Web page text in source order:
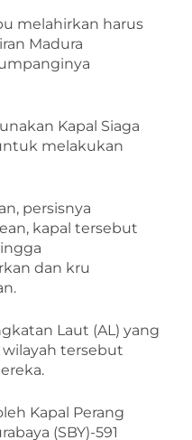
melahirkan harus
Madura
Kapal Siaga
melakukan
persisnya
kapal tersebut
dan kru
Laut (AL) yang
tersebut
Kapal Perang
(SBY)-591